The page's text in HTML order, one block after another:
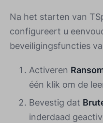
Na het starten van
configureert u
beveiligingsfuncties
Activeren
één klik om de
Bevestig dat
inderdaad